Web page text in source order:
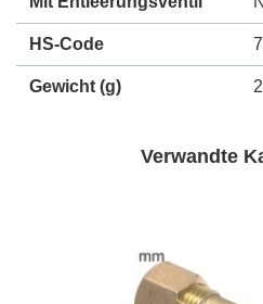
HS-Code
Gewicht (g)
Verwandte